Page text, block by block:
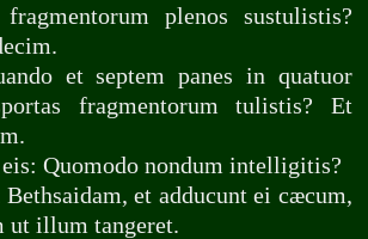
plenos sustulistis?
et septem panes in quatuor
fragmentorum tulistis? Et
Quomodo nondum intelligitis?
et adducunt ei cæcum,
ut illum tangeret.